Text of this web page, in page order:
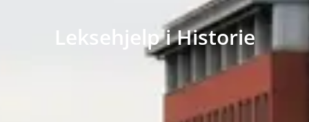
Leksehjelp i Historie